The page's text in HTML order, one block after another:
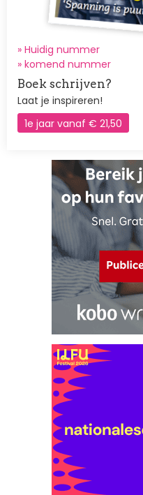
» Huidig nummer
» komend nummer
Boek schrijven?
Laat je inspireren!
1e jaar vanaf € 21,50